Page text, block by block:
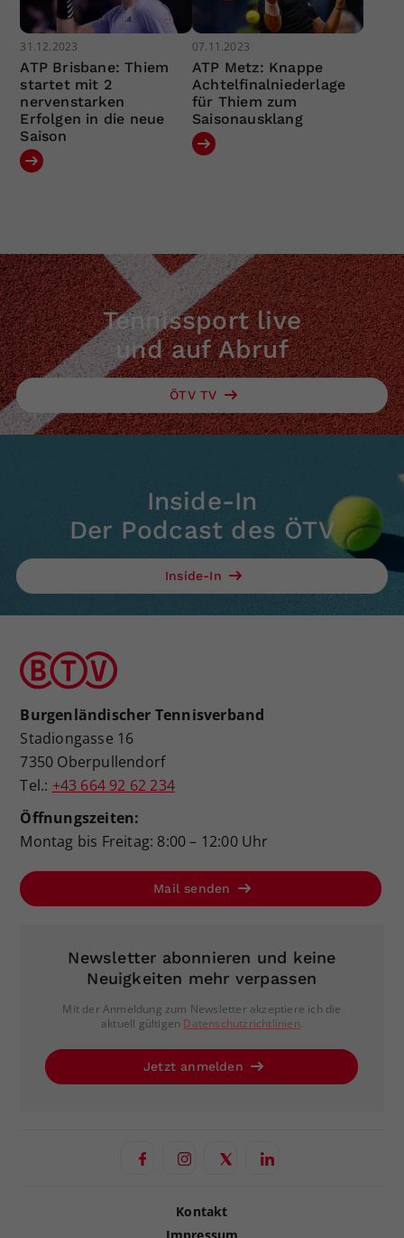
31.12.2023
ATP Brisbane: Thiem
startet mit 2
nervenstarken
Erfolgen in die neue
Saison
07.11.2023
ATP Metz: Knappe
Achtelfinalniederlage
für Thiem zum
Saisonausklang
Tennissport live
und auf Abruf
ÖTV TV
Inside-In
Der Podcast des ÖTV
Inside-In
Burgenländischer Tennisverband
Stadiongasse 16
7350 Oberpullendorf
Tel.: +43 664 92 62 234
Öffnungszeiten:
Montag bis Freitag: 8:00 – 12:00 Uhr
Mail senden
Newsletter abonnieren und keine
Neuigkeiten mehr verpassen
Mit der Anmeldung zum Newsletter akzeptiere ich die
aktuell gültigen Datenschutzrichtlinien.
Jetzt anmelden
Kontakt
Impressum